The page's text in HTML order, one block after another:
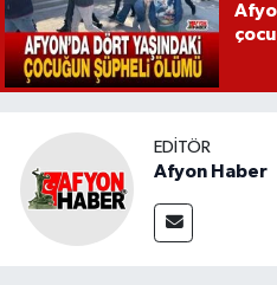
EDITÖR
Afyon Haber